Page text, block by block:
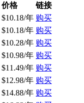
价格
链接
$10.18/年 购买
$10.18/年 购买
$10.28/年 购买
$10.98/年 购买
$11.49/年 购买
$12.98/年 购买
$14.88/年 购买